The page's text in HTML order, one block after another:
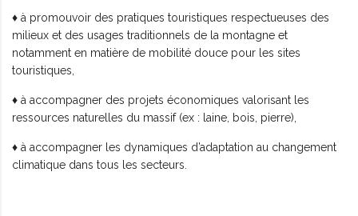
♦ à promouvoir des pratiques touristiques respectueuses des
milieux et des usages traditionnels de la montagne et
notamment en matière de mobilité douce pour les sites
touristiques,
♦ à accompagner des projets économiques valorisant les
ressources naturelles du massif (ex : laine, bois, pierre),
♦ à accompagner les dynamiques d’adaptation au changement
climatique dans tous les secteurs.